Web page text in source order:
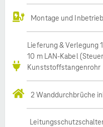
Montage und
Lieferung & Verlegung
10 m LAN-Kabel
Kunststoffstangenrohr
2 Wanddurchbrüche